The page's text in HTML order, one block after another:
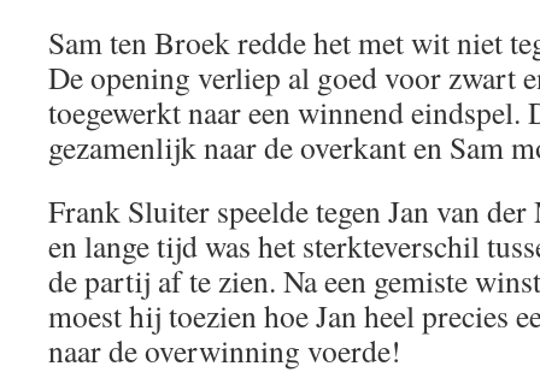
Sam ten Broek redde het met wit niet
De opening verliep al goed voor zwart
toegewerkt naar een winnend eindspel.
gezamenlijk naar de overkant en Sam
Frank Sluiter speelde tegen Jan van
en lange tijd was het sterkteverschil
de partij af te zien. Na een gemiste
moest hij toezien hoe Jan heel precies
naar de overwinning voerde!